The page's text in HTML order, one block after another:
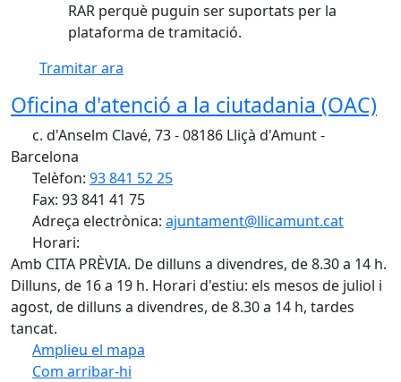
RAR perquè puguin ser suportats per la
plataforma de tramitació.
Tramitar ara
Oficina d'atenció a la ciutadania (OAC)
c. d'Anselm Clavé, 73 - 08186 Lliçà d'Amunt -
Barcelona
Telèfon: 93 841 52 25
Fax: 93 841 41 75
Adreça electrònica: ajuntament@llicamunt.cat
Horari:
Amb CITA PRÈVIA. De dilluns a divendres, de 8.30 a 14 h.
Dilluns, de 16 a 19 h. Horari d'estiu: els mesos de juliol i
agost, de dilluns a divendres, de 8.30 a 14 h, tardes
tancat.
Amplieu el mapa
Com arribar-hi